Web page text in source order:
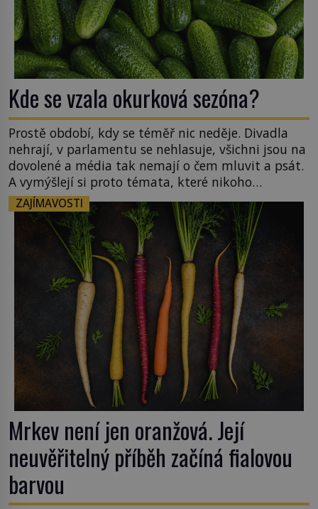
Kde se vzala okurková sezóna?
Prostě období, kdy se téměř nic neděje. Divadla
nehrají, v parlamentu se nehlasuje, všichni jsou na
dovolené a média tak nemají o čem mluvit a psát.
A vymýšlejí si proto témata, které nikoho
nezajímají. Proč je však ona letní doba spojovaná
zrovna s okurkami? Okurkovou sezónu známe už
od poloviny 19. století, ovšem jako Češi […]
ZAJÍMAVOSTI
Mrkev není jen oranžová. Její
neuvěřitelný příběh začíná fialovou
barvou